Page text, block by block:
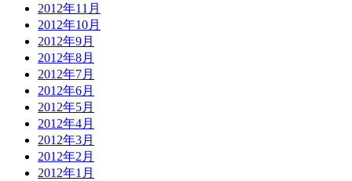
2012年11月
2012年10月
2012年9月
2012年8月
2012年7月
2012年6月
2012年5月
2012年4月
2012年3月
2012年2月
2012年1月